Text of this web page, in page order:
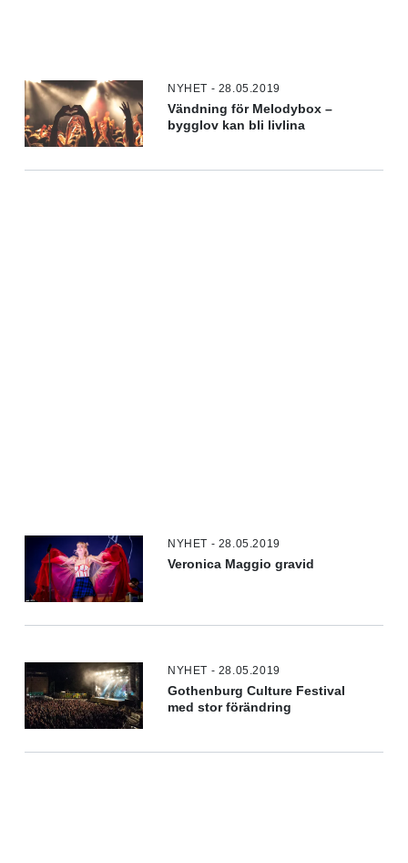
NYHET - 28.05.2019
Vändning för Melodybox –
bygglov kan bli livlina
NYHET - 28.05.2019
Veronica Maggio gravid
NYHET - 28.05.2019
Gothenburg Culture Festival
med stor förändring